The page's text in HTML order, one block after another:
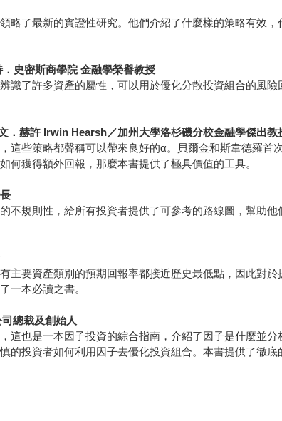
略了最新的實證性研究。他們介紹了什麼樣的策略有效
史密斯商學院 金融學榮譽教授
識了許多資產的屬性，可以用於優化分散投資組合的風
赫許 Irwin Hearsh／加州大學洛杉磯分校金融學傑出教
這些策略都聲稱可以帶來良好的α。貝爾金和斯韋德羅首
獲得額外回報，那麼本書提供了極具價值的工具。
不規則性，給所有投資者提供了可參考的路線圖，幫助
主要資產類別的預期回報率都接近歷史最低點，因此對
一本必讀之書。
總裁及創始人
這也是一本因子投資的綜合指南，介紹了因子是什麼並
投資者如何利用因子去優化投資組合。本書提供了徹底